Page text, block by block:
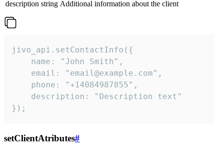
description string Additional information about the client
jivo_api.setContactInfo({
    name: "John Smith",
    email: "email@example.com",
    phone: "+14084987855",
    description: "Description text"
});
setClientAtributes#